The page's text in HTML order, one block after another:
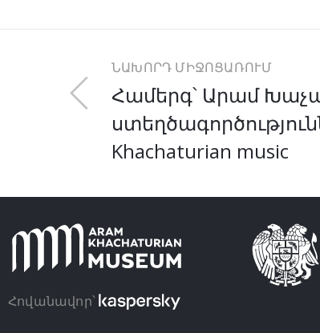
ՆԱԽՈՐԴ ՄԻՋՈՑԱՌՈՒՄ
Համերգ՝ Արամ
Khachaturian music
Հովանավոր՝